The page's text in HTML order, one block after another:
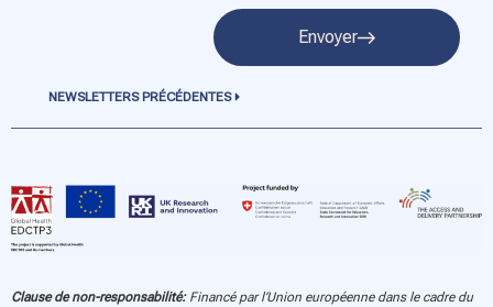
Envoyer
NEWSLETTERS PRÉCÉDENTES
Clause de non-responsabilité:Financé par l’Union européenne dans le cadre du